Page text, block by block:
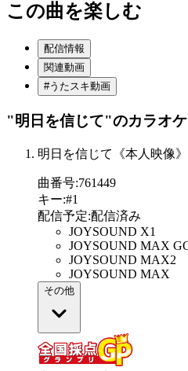
この曲を楽しむ
配信情報
関連動画
#うたスキ動画
"明日を信じて"のカラオ
明日を信じて《本人映像》
曲番号:761449
キー:#1
配信予定:配信済み
JOYSOUND X1
JOYSOUND MAX
JOYSOUND MAX2
JOYSOUND MAX
その他